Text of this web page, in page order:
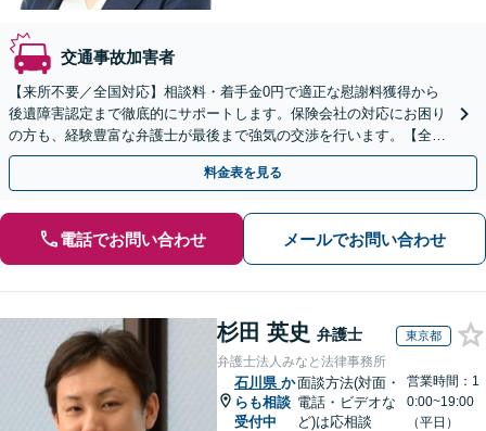
交通事故加害者
【来所不要／全国対応】相談料・着手金0円で適正な慰謝料獲得から
後遺障害認定まで徹底的にサポートします。保険会社の対応にお困り
の方も、経験豊富な弁護士が最後まで強気の交渉を行います。【全国
13拠点】お気軽にご相談ください。
料金表を見る
電話でお問い合わせ メールでお問い合わせ
杉田 英史 弁護士 東京都
弁護士法人みなと法律事務所
石川県 か
らも相談
受付中
面談方法(対面・
電話・ビデオな
ど)は応相談
営業時間：1
0:00~19:00
（平日）